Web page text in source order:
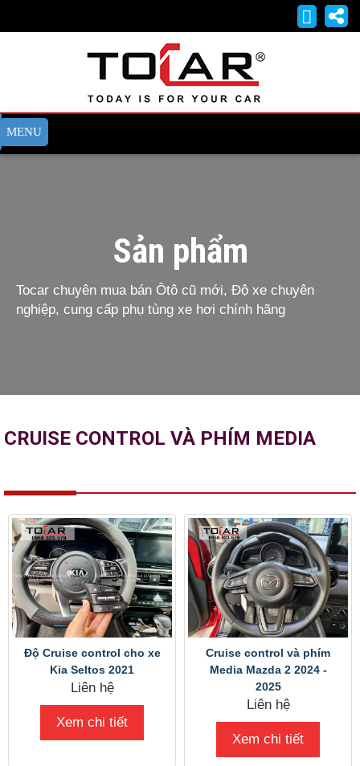
Sản phẩm
Tocar chuyên mua bán Ôtô cũ mới, Độ xe chuyên
nghiệp, cung cấp phụ tùng xe hơi chính hãng
CRUISE CONTROL VÀ PHÍM MEDIA
Độ Cruise control cho xe
Kia Seltos 2021
Liên hệ
Xem chi tiết
Cruise control và phím
Media Mazda 2 2024 -
2025
Liên hệ
Xem chi tiết